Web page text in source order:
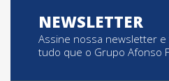
NEWSLETTER
Assine nossa newsletter
tudo que o Grupo Afonso